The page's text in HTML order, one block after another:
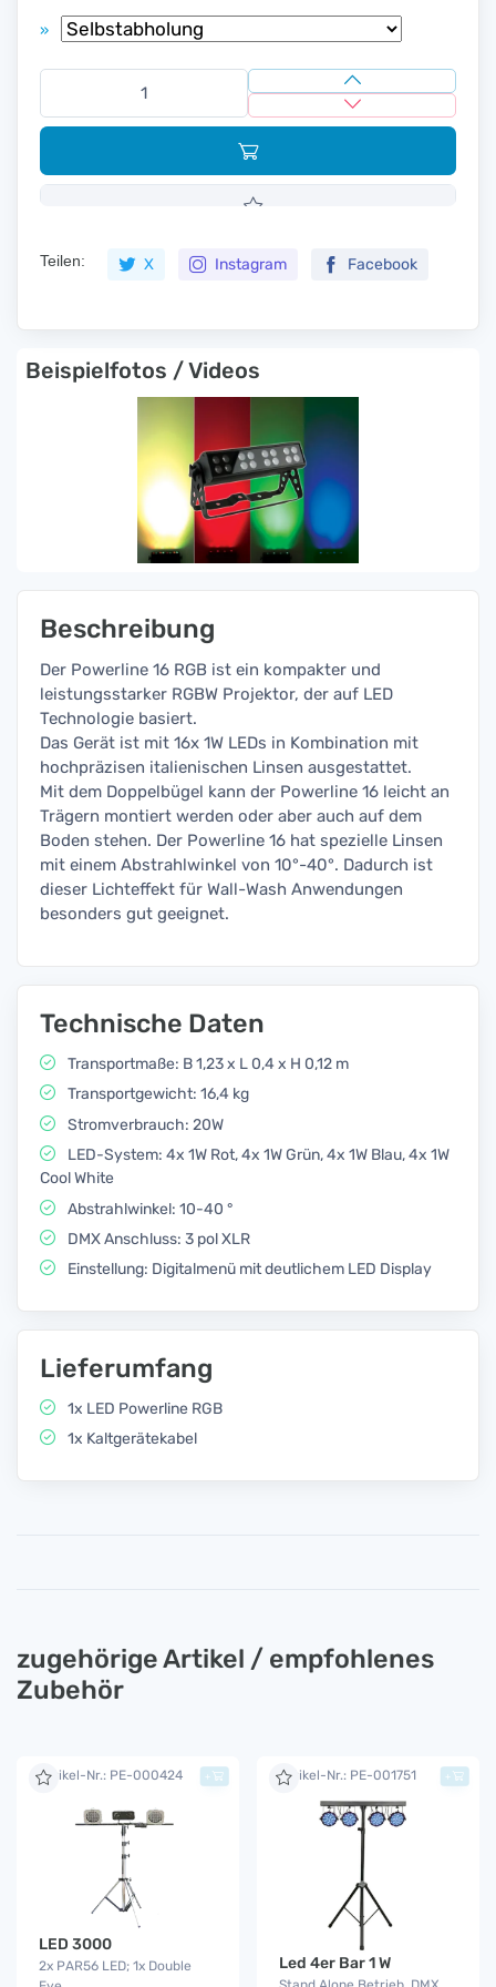
»
Teilen: X Instagram Facebook
Beispielfotos / Videos
Beschreibung
Der Powerline 16 RGB ist ein kompakter und
leistungsstarker RGBW Projektor, der auf LED
Technologie basiert.
Das Gerät ist mit 16x 1W LEDs in Kombination mit
hochpräzisen italienischen Linsen ausgestattet.
Mit dem Doppelbügel kann der Powerline 16 leicht an
Trägern montiert werden oder aber auch auf dem
Boden stehen. Der Powerline 16 hat spezielle Linsen
mit einem Abstrahlwinkel von 10°-40°. Dadurch ist
dieser Lichteffekt für Wall-Wash Anwendungen
besonders gut geeignet.
Technische Daten
Transportmaße: B 1,23 x L 0,4 x H 0,12 m
Transportgewicht: 16,4 kg
Stromverbrauch: 20W
LED-System: 4x 1W Rot, 4x 1W Grün, 4x 1W Blau, 4x 1W
Cool White
Abstrahlwinkel: 10-40 °
DMX Anschluss: 3 pol XLR
Einstellung: Digitalmenü mit deutlichem LED Display
Lieferumfang
1x LED Powerline RGB
1x Kaltgerätekabel
zugehörige Artikel / empfohlenes
Zubehör
Artikel-Nr.: PE-000424
LED 3000
2x PAR56 LED; 1x Double
+ Artikel-Nr.: PE-001751
Led 4er Bar 1 W
+